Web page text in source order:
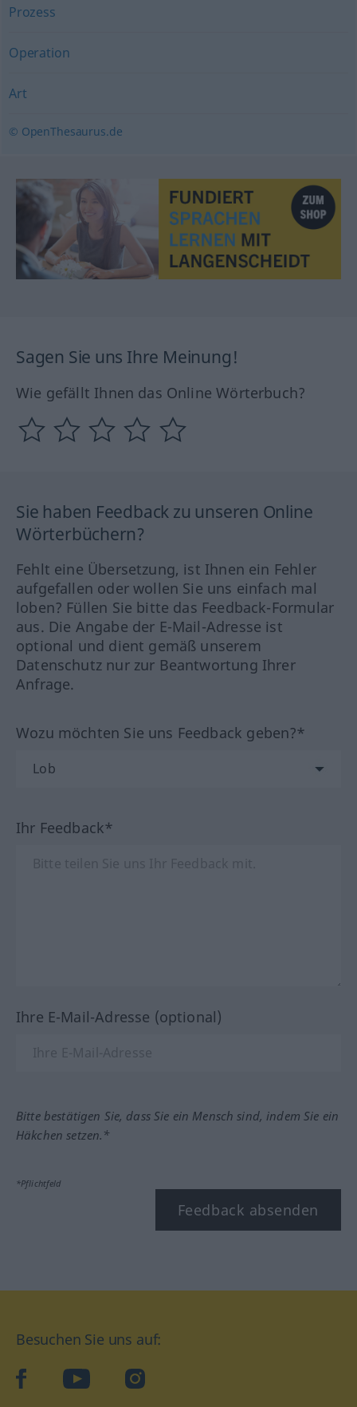
Prozess
Operation
Art
© OpenThesaurus.de
Sagen Sie uns Ihre Meinung!
Wie gefällt Ihnen das Online Wörterbuch?
Sie haben Feedback zu unseren Online
Wörterbüchern?
Fehlt eine Übersetzung, ist Ihnen ein Fehler
aufgefallen oder wollen Sie uns einfach mal
loben? Füllen Sie bitte das Feedback-Formular
aus. Die Angabe der E-Mail-Adresse ist
optional und dient gemäß unserem
Datenschutz nur zur Beantwortung Ihrer
Anfrage.
Wozu möchten Sie uns Feedback geben?*
Ihr Feedback*
Ihre E-Mail-Adresse (optional)
Bitte bestätigen Sie, dass Sie ein Mensch sind, indem Sie ein
Häkchen setzen.*
*Pflichtfeld
Feedback absenden
Besuchen Sie uns auf:
facebookYouTube Instagram